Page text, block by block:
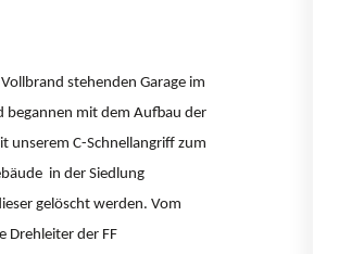
stehenden Garage im
begannen mit dem Aufbau der
unserem C-Schnellangriff zum
in der Siedlung
gelöscht werden. Vom
Drehleiter der FF